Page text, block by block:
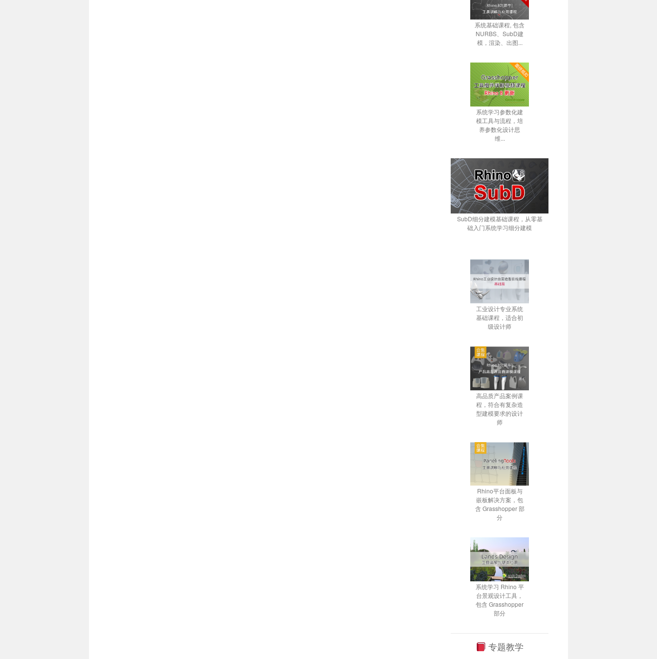
系统基础课程, 包含
NURBS、SubD建
模，渲染、出图...
系统学习参数化建
模工具与流程，培
养参数化设计思
维...
SubD细分建模基础课程，从零基
础入门系统学习细分建模
工业设计专业系统
基础课程，适合初
级设计师
高品质产品案例课
程，符合有复杂造
型建模要求的设计
师
Rhino平台面板与
嵌板解决方案，包
含 Grasshopper 部
分
系统学习 Rhino 平
台景观设计工具，
包含 Grasshopper
部分
专题教学